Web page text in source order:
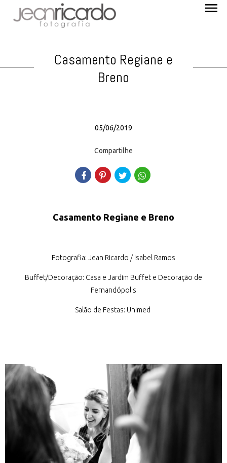
menu
Casamento Regiane e
Breno
05/06/2019
Compartilhe
Casamento Regiane e Breno
Fotografia: Jean Ricardo / Isabel Ramos
Buffet/Decoração: Casa e Jardim Buffet e Decoração de
Fernandópolis
Salão de Festas: Unimed